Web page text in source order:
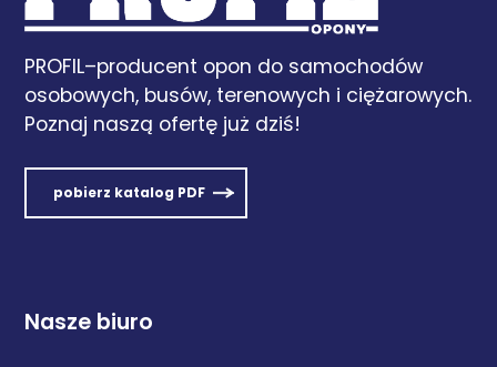
PROFIL–producent opon do samochodów
osobowych, busów, terenowych i ciężarowych.
Poznaj naszą ofertę już dziś!
pobierz katalog PDF
Nasze biuro